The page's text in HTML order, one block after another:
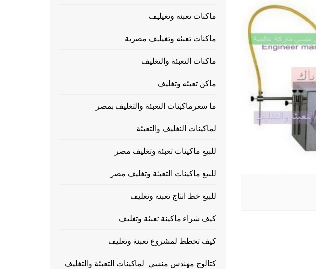
ماكنات تعبئه وتغيليف
ماكنات تعبئه وتغيليف مصرية
ماكنات التعبئة والتغليف
ماكن تعبئه وتغليف
ما سعرماكينات التعبئة والتغليف بمصر
لماكينات التغليف والتعبئة
للبيع ماكينات تعبئة وتغليف مصر
للبيع ماكينات التعبئة وتغليف مصر
للبيع خط انتاج تعبئة وتغليف
كيف شراء ماكينة تعبئة وتغليف
كيف تخطط لمشروع تعبئة وتغليف
كتالوج مهندس منسي لماكينات التعبئة والتغليف